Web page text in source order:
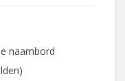
naambord